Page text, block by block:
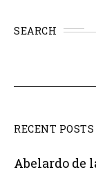
SEARCH
RECENT POSTS
Abelardo de